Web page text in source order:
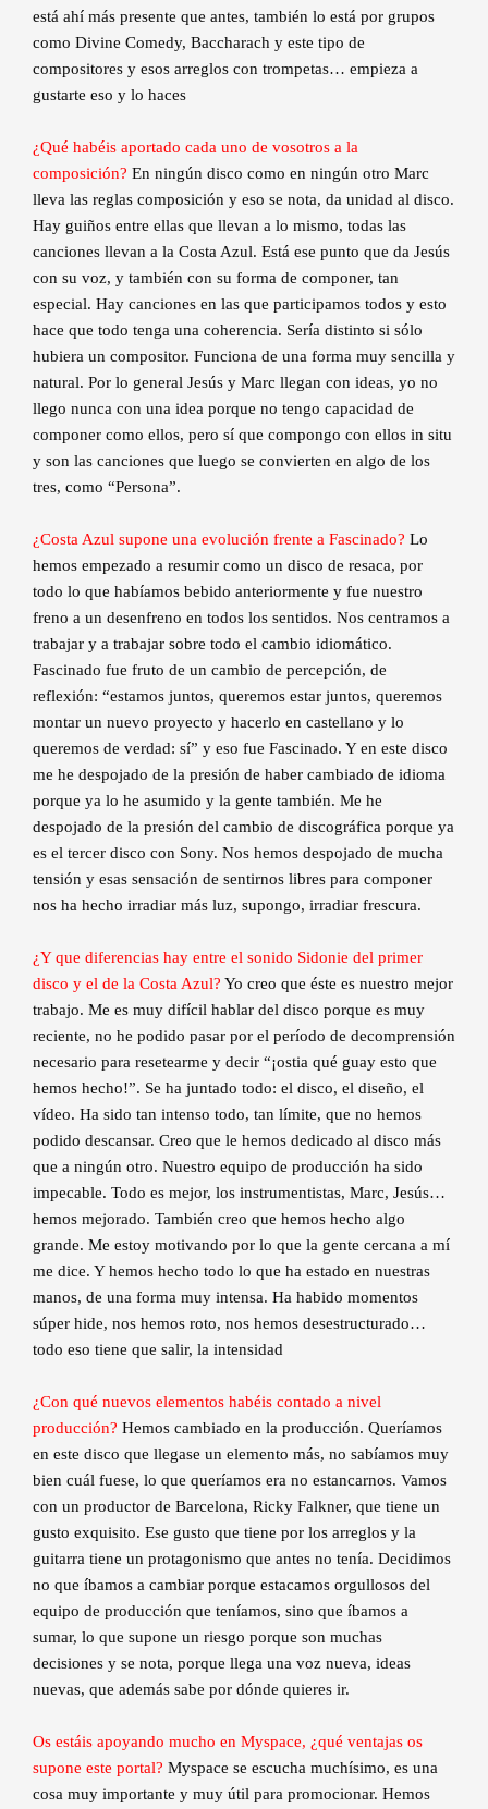
está ahí más presente que antes, también lo está por grupos
como Divine Comedy, Baccharach y este tipo de
compositores y esos arreglos con trompetas… empieza a
gustarte eso y lo haces
¿Qué habéis aportado cada uno de vosotros a la
composición? En ningún disco como en ningún otro Marc
lleva las reglas composición y eso se nota, da unidad al disco.
Hay guiños entre ellas que llevan a lo mismo, todas las
canciones llevan a la Costa Azul. Está ese punto que da Jesús
con su voz, y también con su forma de componer, tan
especial. Hay canciones en las que participamos todos y esto
hace que todo tenga una coherencia. Sería distinto si sólo
hubiera un compositor. Funciona de una forma muy sencilla y
natural. Por lo general Jesús y Marc llegan con ideas, yo no
llego nunca con una idea porque no tengo capacidad de
componer como ellos, pero sí que compongo con ellos in situ
y son las canciones que luego se convierten en algo de los
tres, como “Persona”.
¿Costa Azul supone una evolución frente a Fascinado? Lo
hemos empezado a resumir como un disco de resaca, por
todo lo que habíamos bebido anteriormente y fue nuestro
freno a un desenfreno en todos los sentidos. Nos centramos a
trabajar y a trabajar sobre todo el cambio idiomático.
Fascinado fue fruto de un cambio de percepción, de
reflexión: “estamos juntos, queremos estar juntos, queremos
montar un nuevo proyecto y hacerlo en castellano y lo
queremos de verdad: sí” y eso fue Fascinado. Y en este disco
me he despojado de la presión de haber cambiado de idioma
porque ya lo he asumido y la gente también. Me he
despojado de la presión del cambio de discográfica porque ya
es el tercer disco con Sony. Nos hemos despojado de mucha
tensión y esas sensación de sentirnos libres para componer
nos ha hecho irradiar más luz, supongo, irradiar frescura.
¿Y que diferencias hay entre el sonido Sidonie del primer
disco y el de la Costa Azul? Yo creo que éste es nuestro mejor
trabajo. Me es muy difícil hablar del disco porque es muy
reciente, no he podido pasar por el período de decomprensión
necesario para resetearme y decir “¡ostia qué guay esto que
hemos hecho!”. Se ha juntado todo: el disco, el diseño, el
vídeo. Ha sido tan intenso todo, tan límite, que no hemos
podido descansar. Creo que le hemos dedicado al disco más
que a ningún otro. Nuestro equipo de producción ha sido
impecable. Todo es mejor, los instrumentistas, Marc, Jesús…
hemos mejorado. También creo que hemos hecho algo
grande. Me estoy motivando por lo que la gente cercana a mí
me dice. Y hemos hecho todo lo que ha estado en nuestras
manos, de una forma muy intensa. Ha habido momentos
súper hide, nos hemos roto, nos hemos desestructurado…
todo eso tiene que salir, la intensidad
¿Con qué nuevos elementos habéis contado a nivel
producción? Hemos cambiado en la producción. Queríamos
en este disco que llegase un elemento más, no sabíamos muy
bien cuál fuese, lo que queríamos era no estancarnos. Vamos
con un productor de Barcelona, Ricky Falkner, que tiene un
gusto exquisito. Ese gusto que tiene por los arreglos y la
guitarra tiene un protagonismo que antes no tenía. Decidimos
no que íbamos a cambiar porque estacamos orgullosos del
equipo de producción que teníamos, sino que íbamos a
sumar, lo que supone un riesgo porque son muchas
decisiones y se nota, porque llega una voz nueva, ideas
nuevas, que además sabe por dónde quieres ir.
Os estáis apoyando mucho en Myspace, ¿qué ventajas os
supone este portal? Myspace se escucha muchísimo, es una
cosa muy importante y muy útil para promocionar. Hemos